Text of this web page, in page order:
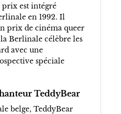
est intégré
en 1992. Il
prix de cinéma queer
Berlinale célèbre les
avec une
spéciale
TeddyBear
belge, TeddyBear